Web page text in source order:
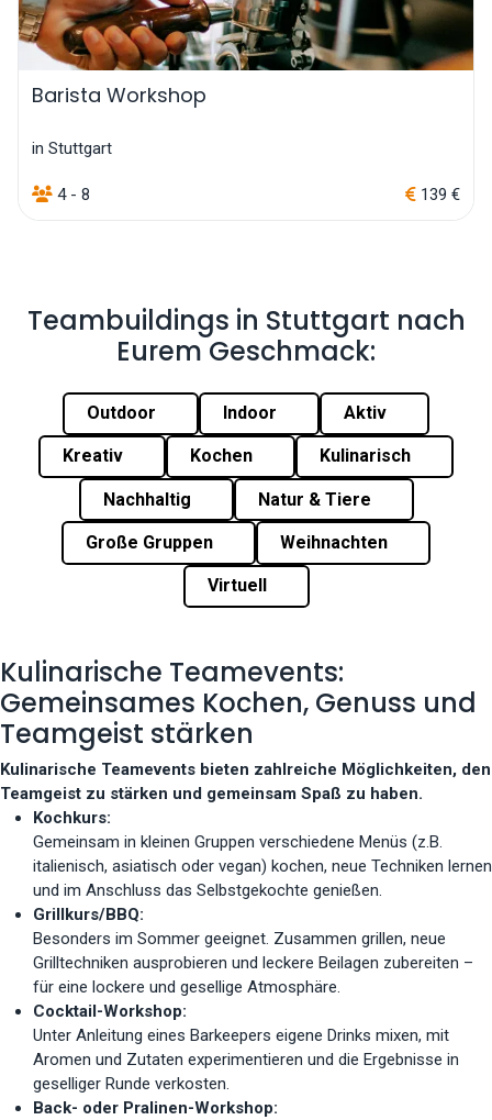
Barista Workshop
in Stuttgart
4 - 8 139 €
Teambuildings in Stuttgart nach
Eurem Geschmack:
Outdoor Indoor Aktiv
Kreativ Kochen Kulinarisch
Nachhaltig Natur & Tiere
Große Gruppen Weihnachten
Virtuell
Kulinarische Teamevents:
Gemeinsames Kochen, Genuss und
Teamgeist stärken
Kulinarische Teamevents bieten zahlreiche Möglichkeiten, den
Teamgeist zu stärken und gemeinsam Spaß zu haben.
Kochkurs:
Gemeinsam in kleinen Gruppen verschiedene Menüs (z.B.
italienisch, asiatisch oder vegan) kochen, neue Techniken lernen
und im Anschluss das Selbstgekochte genießen.
Grillkurs/BBQ:
Besonders im Sommer geeignet. Zusammen grillen, neue
Grilltechniken ausprobieren und leckere Beilagen zubereiten –
für eine lockere und gesellige Atmosphäre.
Cocktail-Workshop:
Unter Anleitung eines Barkeepers eigene Drinks mixen, mit
Aromen und Zutaten experimentieren und die Ergebnisse in
geselliger Runde verkosten.
Back- oder Pralinen-Workshop: